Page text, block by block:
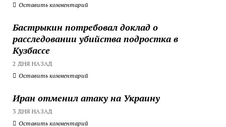
Оставить комментарий
Бастрыкин потребовал доклад о
расследовании убийства подростка в
Кузбассе
2 ДНЯ НАЗАД
Оставить комментарий
Иран отменил атаку на Украину
3 ДНЯ НАЗАД
Оставить комментарий